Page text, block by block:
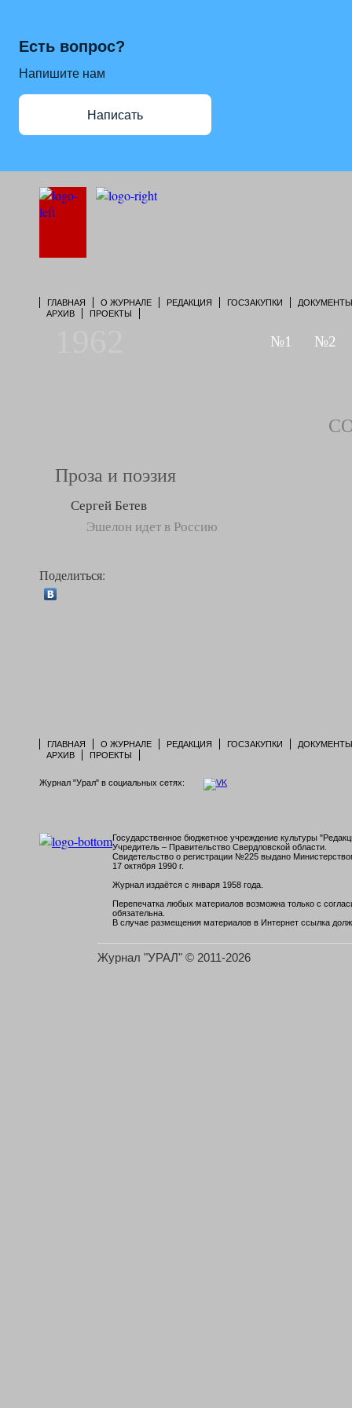
Есть вопрос?
Напишите нам
Написать
ГЛАВНАЯ О ЖУРНАЛЕ РЕДАКЦИЯ ГОСЗАКУПКИ
ДОКУМЕНТЫ
АРХИВ
ПРОЕКТЫ
№1 №2
Проза и поэзия
Сергей Бетев
Эшелон идет в Россию
Поделиться:
ГЛАВНАЯ О ЖУРНАЛЕ РЕДАКЦИЯ ГОСЗАКУПКИ
ДОКУМЕНТЫ
АРХИВ
ПРОЕКТЫ
Журнал "Урал" в социальных сетях:
Государственное бюджетное учреждение культуры
Учредитель – Правительство Свердловской области.
Свидетельство о регистрации №225 выдано
17 октября 1990 г.
Журнал издаётся с января 1958 года.
Перепечатка любых материалов возможна только с
обязательна.
В случае размещения материалов в Интернет ссылка
Журнал "УРАЛ" © 2011-2026